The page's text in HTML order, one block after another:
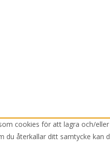
cookies för att lagra och/
du återkallar ditt samtycke kan